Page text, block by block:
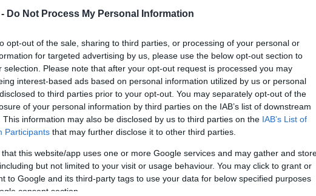
Do Not Process My Personal Information
opt-out of the sale, sharing to third parties, or processing of your personal or
for targeted advertising by us, please use the below opt-out section to
selection. Please note that after your opt-out request is processed you may
interest-based ads based on personal information utilized by us or personal
to third parties prior to your opt-out. You may separately opt-out of the
of your personal information by third parties on the IAB’s list of downstream
This information may also be disclosed by us to third parties on the IAB’s List of
Participants that may further disclose it to other third parties.
that this website/app uses one or more Google services and may gather and
but not limited to your visit or usage behaviour. You may click to grant or
to Google and its third-party tags to use your data for below specified purposes
consent section.
un impatto devastante.